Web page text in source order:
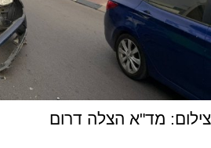
צילום: מד"א הצלה דרום